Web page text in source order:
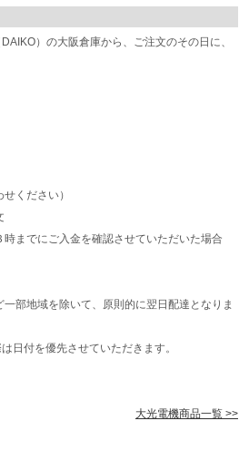
）の大阪倉庫から、ご注文のその日に、
ください）
までにご入金を確認させていただいた場合
部地域を除いて、原則的に翌日配達となりま
日付を優先させていただきます。
大光電機商品一覧 >>